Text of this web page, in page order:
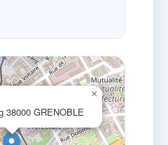
38000 GRENOBLE
×